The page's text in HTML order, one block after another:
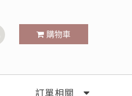
購物車
訂單相關